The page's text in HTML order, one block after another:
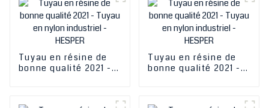
Tuyau en résine de
bonne qualité 2021 -
Tuyau en résine de
bonne qualité 2021 -